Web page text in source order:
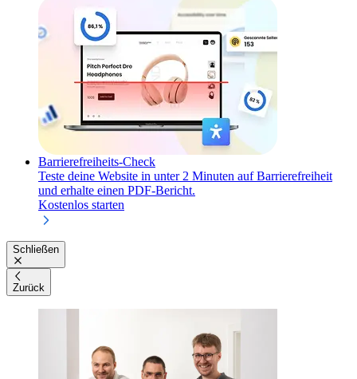
Barrierefreiheits-Check
Teste deine Website in unter 2 Minuten auf Barrierefreiheit
und erhalte einen PDF-Bericht.
Kostenlos starten
Schließen
Zurück